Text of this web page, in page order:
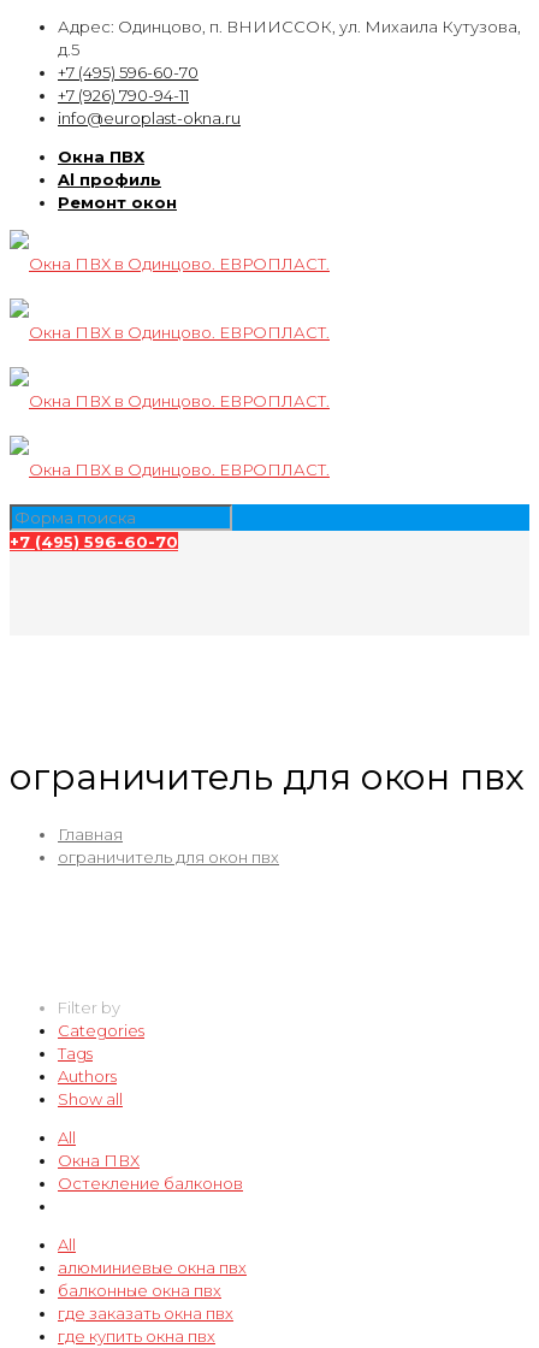
Адрес: Одинцово, п. ВНИИССОК, ул. Михаила Кутузова,
д.5
+7 (495) 596-60-70
+7 (926) 790-94-11
info@europlast-okna.ru
Окна ПВХ
Al профиль
Ремонт окон
+7 (495) 596-60-70
ограничитель для окон пвх
Главная
ограничитель для окон пвх
Filter by
Categories
Tags
Authors
Show all
All
Окна ПВХ
Остекление балконов
All
алюминиевые окна пвх
балконные окна пвх
где заказать окна пвх
где купить окна пвх